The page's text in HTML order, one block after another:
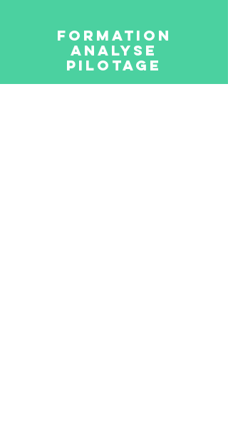
FORMATION
ANALYSE
PILOTAGE
Apprendre à utiliser